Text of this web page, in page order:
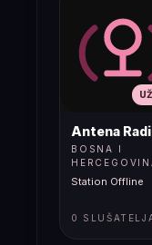
Antena
BOSNA I
Station Offline
0